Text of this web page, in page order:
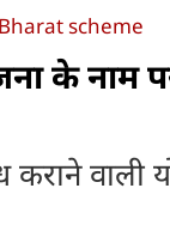
scheme
के नाम पर
वाली